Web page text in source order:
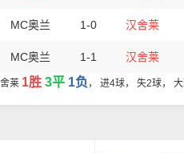
MC奥兰 1-0 汉舍莱
MC奥兰 1-1 汉舍莱
莱 1胜 3平 1负 ， 进4球， 失2球，